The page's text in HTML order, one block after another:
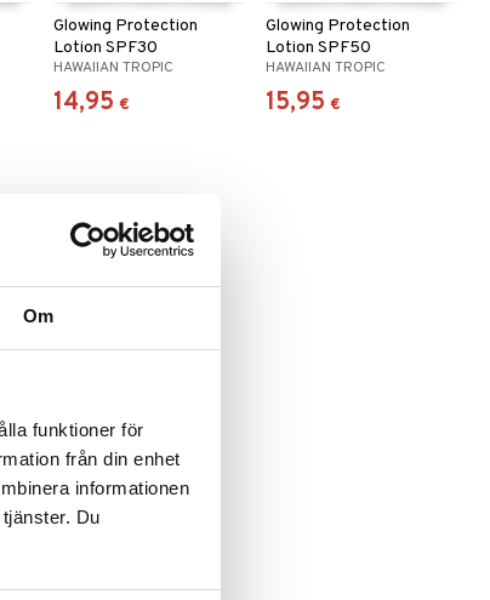
Om
funktioner för
från din enhet
informationen
Du
Glowing Protection
Lotion SPF30
HAWAIIAN TROPIC
14,95 €
Glowing Protection
Lotion SPF50
HAWAIIAN TROPIC
15,95 €